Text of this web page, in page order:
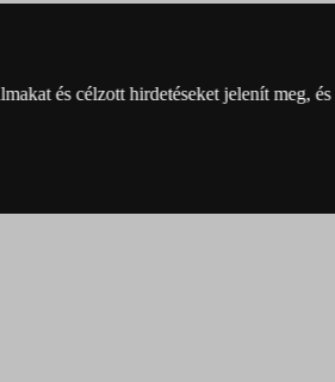
és célzott hirdetéseket jelenít meg,